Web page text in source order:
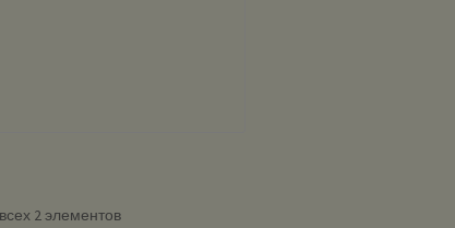
2 элементов